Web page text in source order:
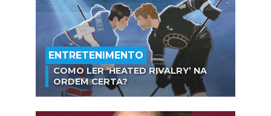
ENTRETENIMENTO
COMO LER ‘HEATED RIVALRY’ NA
ORDEM CERTA?